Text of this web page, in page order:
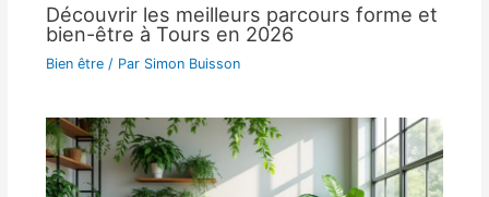
Découvrir les meilleurs parcours forme et
bien-être à Tours en 2026
Bien être/ Par Simon Buisson